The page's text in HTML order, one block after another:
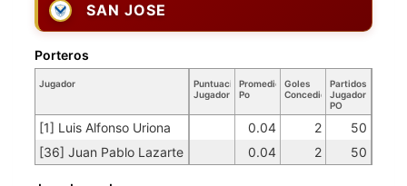
SAN JOSE
Jugador
Puntuación
Jugador
Promedio
Po
Goles
Concedidos
Partidos
Jugador
PO
[1] Luis Alfonso Uriona 0.04 2
50
[36] Juan Pablo Lazarte
0.04 2 50
Porteros